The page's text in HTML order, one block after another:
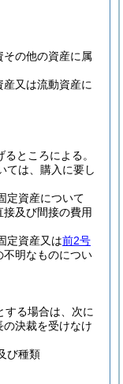
の他の資産に属
又は流動資産に
ところによる。
ては、購入に要し
定資産について
及び間接の費用
定資産又は前2号
不明なものについ
する場合は、次に
決裁を受けなけ
び種類